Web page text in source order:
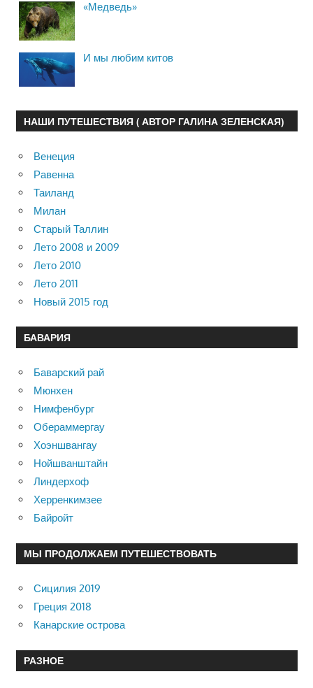
«Медведь»
И мы любим китов
НАШИ ПУТЕШЕСТВИЯ ( АВТОР ГАЛИНА ЗЕЛЕНСКАЯ)
Венеция
Равенна
Таиланд
Милан
Старый Таллин
Лето 2008 и 2009
Лето 2010
Лето 2011
Новый 2015 год
БАВАРИЯ
Баварский рай
Мюнхен
Нимфенбург
Обераммергау
Хоэншвангау
Нойшванштайн
Линдерхоф
Херренкимзее
Байройт
МЫ ПРОДОЛЖАЕМ ПУТЕШЕСТВОВАТЬ
Сицилия 2019
Греция 2018
Канарские острова
РАЗНОЕ